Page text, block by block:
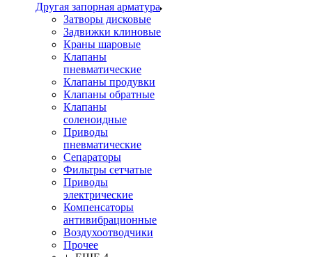
Другая запорная арматура
Затворы дисковые
Задвижки клиновые
Краны шаровые
Клапаны
пневматические
Клапаны продувки
Клапаны обратные
Клапаны
соленоидные
Приводы
пневматические
Сепараторы
Фильтры сетчатые
Приводы
электрические
Компенсаторы
антивибрационные
Воздухоотводчики
Прочее